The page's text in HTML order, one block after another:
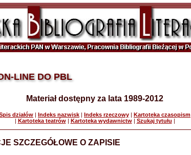
LINE DO PBL
Materiał dostępny za lata 1989-2012
działów | Indeks nazwisk | Indeks rzeczowy | Kartoteka czasopism
| Kartoteka teatrów| Kartoteka wydawnictw| Szukaj tytułu |
SZCZEGÓŁOWE O ZAPISIE